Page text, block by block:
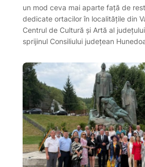
un mod ceva mai aparte față de
dedicate ortacilor în localitățile din
Centrul de Cultură și Artă al
sprijinul Consiliului județean